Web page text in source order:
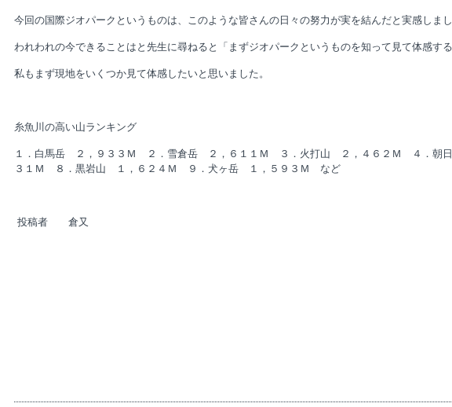
今回の国際ジオパークというものは、このような皆さんの日々の努力が実を結んだと実感しまし
われわれの今できることはと先生に尋ねると「まずジオパークというものを知って見て体感す
私もまず現地をいくつか見て体感したいと思いました。
糸魚川の高い山ランキング
１．白馬岳 ２，９３３Ｍ ２．雪倉岳 ２，６１１Ｍ ３．火打山 ２，４６２Ｍ ４．
３１Ｍ ８．黒岩山 １，６２４Ｍ ９．犬ヶ岳 １，５９３Ｍ など
投稿者 倉又